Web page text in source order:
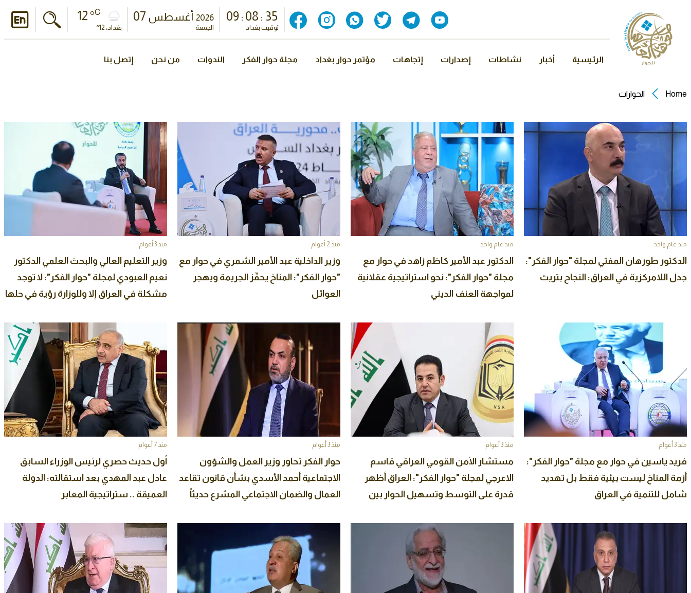
09 : 08 : 36
توقيت بغداد
2026 أغسطس 07
الجمعة
12 °C
بغداد، 12°
الرئيسية أخبار نشاطات إصدارات إتجاهات مؤتمر حوار بغداد مجلة حوار الفكر الندوات من نحن إتصل بنا
Home الحوارات
منذ عام واحد
الدكتور طورهان المفتي لمجلة "حوار الفكر":
جدل اللامركزية في العراق: النجاح بتريث
منذ عام واحد
الدكتور عبد الأمير كاظم زاهد في حوار مع
مجلة "حوار الفكر": نحو استراتيجية عقلانية
لمواجهة العنف الديني
منذ 2 أعوام
وزير الداخلية عبد الأمير الشمري في حوار مع
"حوار الفكر": المناخ يحفّز الجريمة ويهجر
العوائل
منذ 3 أعوام
وزير التعليم العالي والبحث العلمي الدكتور
نعيم العبودي لمجلة "حوار الفكر": لا توجد
مشكلة في العراق إلا وللوزارة رؤية في حلها
منذ 3 أعوام
فريد ياسين في حوار مع مجلة "حوار الفكر":
أزمة المناخ ليست بيئية فقط بل تهديد
شامل للتنمية في العراق
منذ 3 أعوام
مستشار الأمن القومي العراقي قاسم
الاعرجي لمجلة "حوار الفكر": العراق أظهر
قدرة على التوسط وتسهيل الحوار بين
منذ 3 أعوام
حوار الفكر تحاور وزير العمل والشؤون
الاجتماعية أحمد الأسدي بشأن قانون تقاعد
العمال والضمان الاجتماعي المشرع حديثاً
منذ 7 أعوام
أول حديث حصري لرئيس الوزراء السابق
عادل عبد المهدي بعد استقالته: الدولة
العميقة .. ستراتيجية المعابر